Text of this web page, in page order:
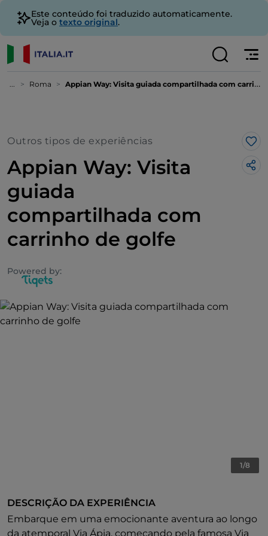
Este conteúdo foi traduzido automaticamente.
Veja o texto original.
... Roma Appian Way: Visita guiada compartilhada com carrinho de golfe
Outros tipos de experiências
Appian Way: Visita
guiada
compartilhada com
carrinho de golfe
Powered by:
1/8
DESCRIÇÃO DA EXPERIÊNCIA
Embarque em uma emocionante aventura ao longo
da atemporal Via Ápia, começando pela famosa Via